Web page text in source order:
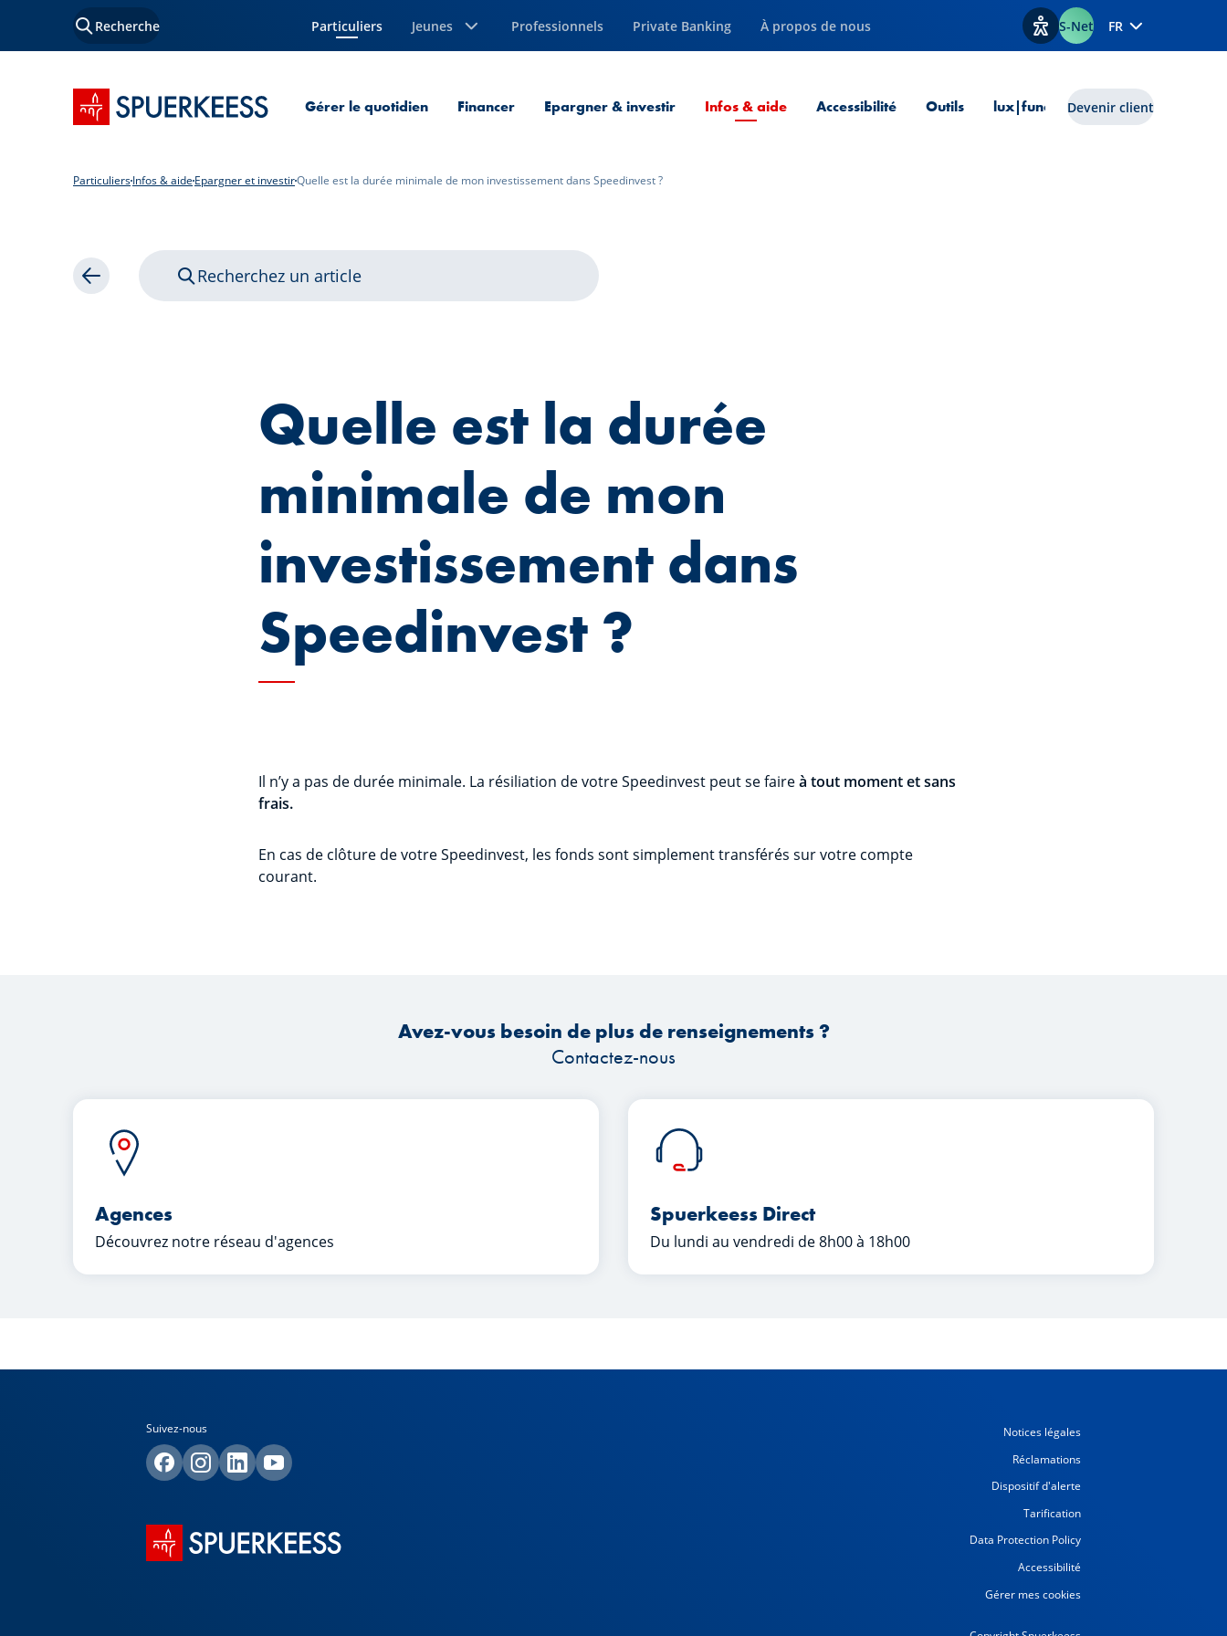
Recherche Particuliers
Page courante Jeunes Professionnels Private Banking À propos de nous Afficher les options
S-Net FR
Accueil SPUERKEESS Gérer le quotidien Financer Epargner & investir Infos & aidePage courante
Accessibilité Outils lux|funds Devenir client
ParticuliersInfos & aide Epargner et investirQuelle est la durée minimale de mon investissement dans Speedinvest ?
Retour Recherchez un article
Quelle est la durée
minimale de mon
investissement dans
Speedinvest ?
Il n’y a pas de durée minimale. La résiliation de votre Speedinvest peut se faireà tout moment et sans
frais.
En cas de clôture de votre Speedinvest, les fonds sont simplement transférés sur votre compte
courant.
Avez-vous besoin de plus de renseignements ?
Contactez-nous
Agences
Découvrez notre réseau d'agences
Spuerkeess Direct
Du lundi au vendredi de 8h00 à 18h00
Suivez-nous
Notices légales
Réclamations
Dispositif d'alerte
Tarification
Data Protection Policy
Accessibilité
Gérer mes cookies